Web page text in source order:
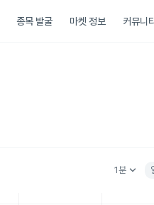
종목 발굴 마켓 정보 커뮤니
1분keyboard_arrow_down